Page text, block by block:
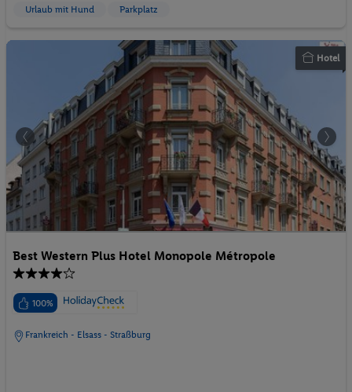
Urlaub mit Hund Parkplatz
Hotel
Best Western Plus Hotel Monopole Métropole
100%
Frankreich - Elsass - Straßburg